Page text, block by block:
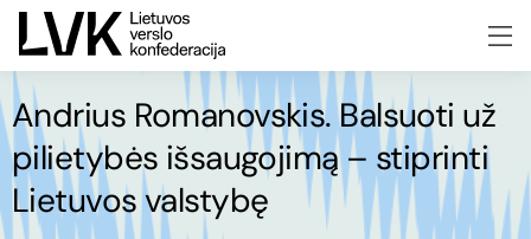
Andrius Romanovskis. Balsuoti už
pilietybės išsaugojimą – stiprinti
Lietuvos valstybę